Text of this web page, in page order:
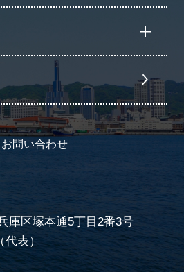
お問い合わせ
庫区塚本通5丁目2番3号
代表）